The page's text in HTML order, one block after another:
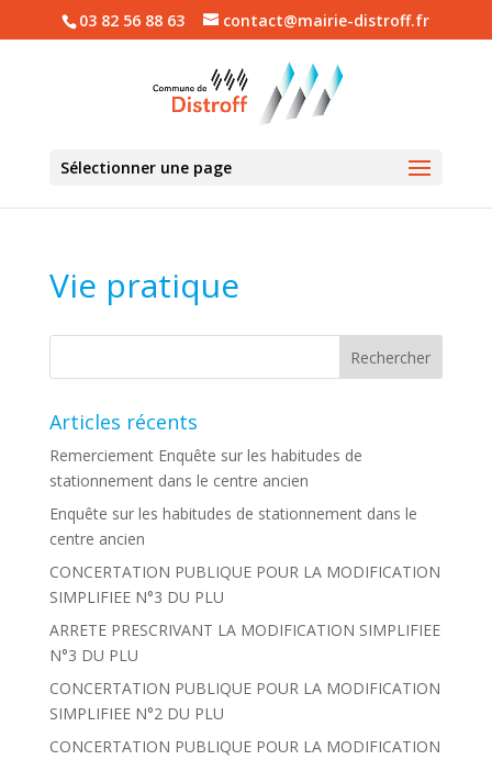
03 82 56 88 63 contact@mairie-distroff.fr
Sélectionner une page
Vie pratique
Articles récents
Remerciement Enquête sur les habitudes de
stationnement dans le centre ancien
Enquête sur les habitudes de stationnement dans le
centre ancien
CONCERTATION PUBLIQUE POUR LA MODIFICATION
SIMPLIFIEE N°3 DU PLU
ARRETE PRESCRIVANT LA MODIFICATION SIMPLIFIEE
N°3 DU PLU
CONCERTATION PUBLIQUE POUR LA MODIFICATION
SIMPLIFIEE N°2 DU PLU
CONCERTATION PUBLIQUE POUR LA MODIFICATION